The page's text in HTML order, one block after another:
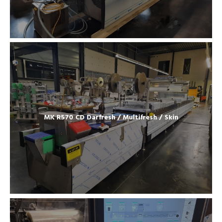
MK R570 CD Darfresh / Multifresh / Skin